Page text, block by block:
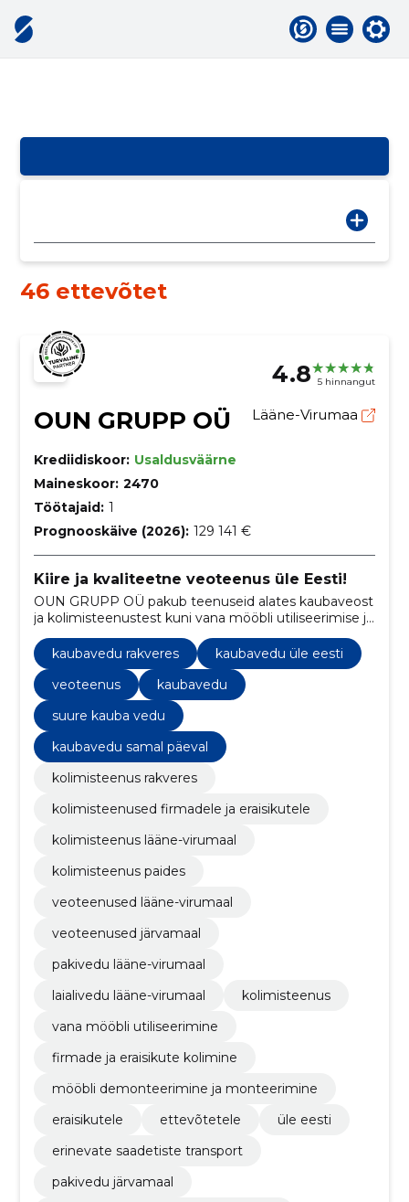
46 ettevõtet
4.8 5 hinnangut
OUN GRUPP OÜ Lääne-Virumaa
Krediidiskoor: Usaldusväärne
Maineskoor: 2470
Töötajaid: 1
Prognooskäive (2026): 129 141 €
Kiire ja kvaliteetne veoteenus üle Eesti!
OUN GRUPP OÜ pakub teenuseid alates kaubaveost
ja kolimisteenustest kuni vana mööbli utiliseerimise ja
mööbli demonteerimise/monteerimiseni nii
Rakveres, Lääne-Virumaal kui ka kogu Eestis.
kaubavedu rakveres
kaubavedu üle eesti
veoteenus
kaubavedu
suure kauba vedu
kaubavedu samal päeval
kolimisteenus rakveres
kolimisteenused firmadele ja eraisikutele
kolimisteenus lääne-virumaal
kolimisteenus paides
veoteenused lääne-virumaal
veoteenused järvamaal
pakivedu lääne-virumaal
laialivedu lääne-virumaal
kolimisteenus
vana mööbli utiliseerimine
firmade ja eraisikute kolimine
mööbli demonteerimine ja monteerimine
eraisikutele
ettevõtetele
üle eesti
erinevate saadetiste transport
pakivedu järvamaal